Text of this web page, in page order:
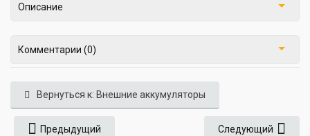
Описание
Комментарии (0)
Вернуться к: Внешние аккумуляторы
Предыдущий Следующий